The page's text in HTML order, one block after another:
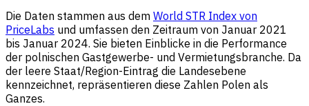
Die Daten stammen aus dem World STR Index von
PriceLabs und umfassen den Zeitraum von Januar 2021
bis Januar 2024. Sie bieten Einblicke in die Performance
der polnischen Gastgewerbe- und Vermietungsbranche. Da
der leere Staat/Region-Eintrag die Landesebene
kennzeichnet, repräsentieren diese Zahlen Polen als
Ganzes.